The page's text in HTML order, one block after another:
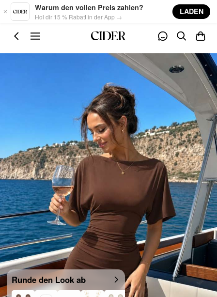
Skip to main content
Warum den vollen Preis zahlen?
Hol dir 15 % Rabatt in der App →
LADEN
Runde den Look ab